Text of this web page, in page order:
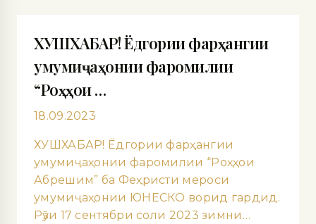
ХУШХАБАР! Ёдгории фарҳангии
умумиҷаҳонии фаромилии
“Роҳҳои …
18.09.2023
ХУШХАБАР! Ёдгории фарҳангии
умумиҷаҳонии фаромилии “Роҳҳои
Абрешим” ба Феҳристи мероси
умумиҷаҳонии ЮНЕСКО ворид гардид.
Рӯзи 17 сентябри соли 2023 зимни…